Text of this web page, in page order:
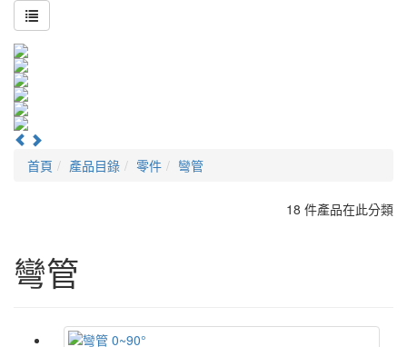
首頁 產品目錄 零件 彎管
18 件產品在此分類
彎管